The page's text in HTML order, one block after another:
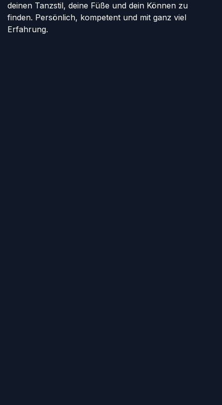
deinen Tanzstil, deine Füße und dein Können zu
finden. Persönlich, kompetent und mit ganz viel
Erfahrung.